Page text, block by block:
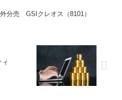
分売 GSIクレオス（8101）